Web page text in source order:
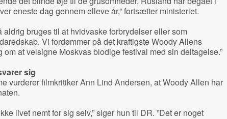
eneste dag gennem elleve år,” fortsætter ministeriet.
aldrig bruges til at hvidvaske forbrydelser eller som
Vi fordømmer på det kraftigste Woody Allens
om at velsigne Moskvas blodige festival med sin deltagelse.”
sig
vurderer filmkritiker Ann Lind Andersen, at Woody Allen har
livet nemt for sig selv,” siger hun til DR. ”Det er noget